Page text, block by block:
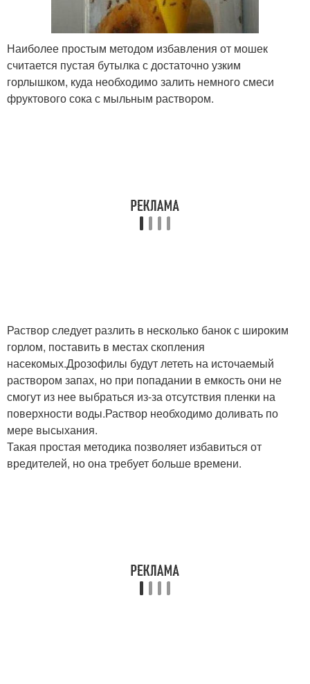
Наиболее простым методом избавления от мошек
считается пустая бутылка с достаточно узким
горлышком, куда необходимо залить немного смеси
фруктового сока с мыльным раствором.
Раствор следует разлить в несколько банок с широким
горлом, поставить в местах скопления
насекомых.Дрозофилы будут лететь на источаемый
раствором запах, но при попадании в емкость они не
смогут из нее выбраться из-за отсутствия пленки на
поверхности воды.Раствор необходимо доливать по
мере высыхания.
Такая простая методика позволяет избавиться от
вредителей, но она требует больше времени.